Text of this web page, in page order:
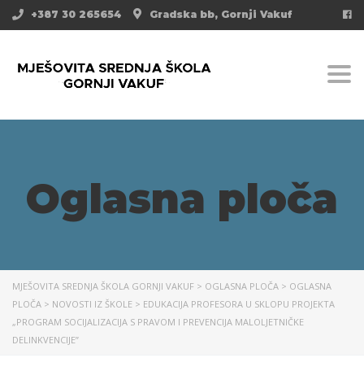
Gradska bb, Gornji Vakuf
+387 30 265654
Oglasna ploča
MJEŠOVITA SREDNJA ŠKOLA GORNJI VAKUF > OGLASNA PLOČA > OGLASNA
PLOČA > NOVOSTI IZ ŠKOLE > EDUKACIJA PROFESORA U SKLOPU PROJEKTA
„PROGRAM SOCIJALIZACIJA S PRAVOM I PREVENCIJA MALOLJETNIČKE
DELINKVENCIJE”